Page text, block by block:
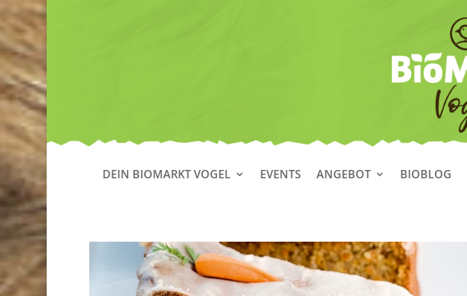
DEIN BIOMARKT VOGEL EVENTS ANGEBOT BIOBLOG